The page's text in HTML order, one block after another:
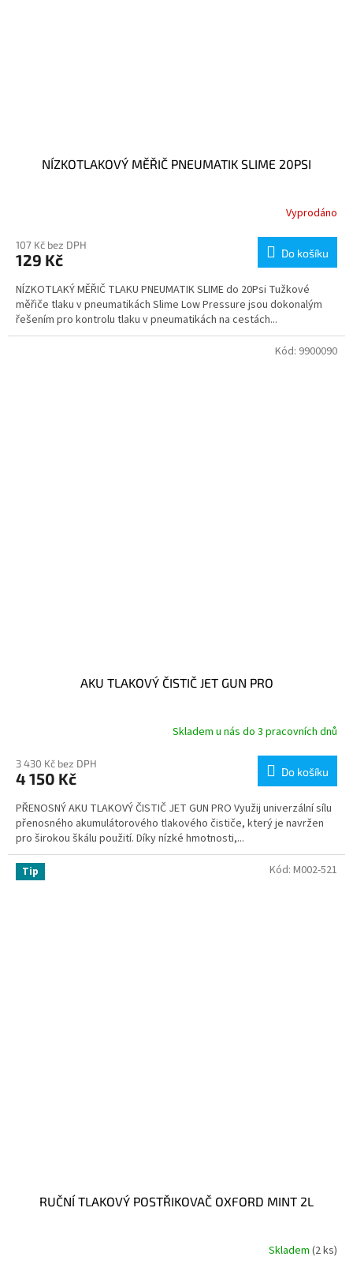
NÍZKOTLAKOVÝ MĚŘIČ PNEUMATIK SLIME 20PSI
Vyprodáno
107 Kč bez DPH
129 Kč Do košíku
NÍZKOTLAKÝ MĚŘIČ TLAKU PNEUMATIK SLIME do 20Psi Tužkové
měřiče tlaku v pneumatikách Slime Low Pressure jsou dokonalým
řešením pro kontrolu tlaku v pneumatikách na cestách...
AKU TLAKOVÝ ČISTIČ JET GUN PRO
Skladem u nás do 3 pracovních dnů
3 430 Kč bez DPH
4 150 Kč Do košíku
PŘENOSNÝ AKU TLAKOVÝ ČISTIČ JET GUN PRO Využij univerzální sílu
přenosného akumulátorového tlakového čističe, který je navržen
pro širokou škálu použití. Díky nízké hmotnosti,...
Kód: 9900090
Tip
RUČNÍ TLAKOVÝ POSTŘIKOVAČ OXFORD MINT 2L
Skladem (2 ks)
Kód: M002-521